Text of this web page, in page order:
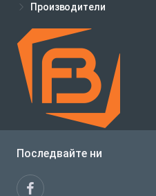
Производители
Последвайте ни